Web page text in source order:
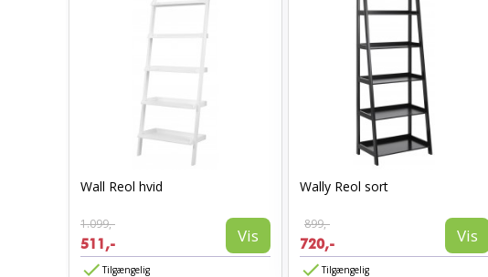
Wall Reol hvid
1.099,-
511,- Vis
Tilgængelig
Wally Reol sort
899,-
720,- Vis
Tilgængelig